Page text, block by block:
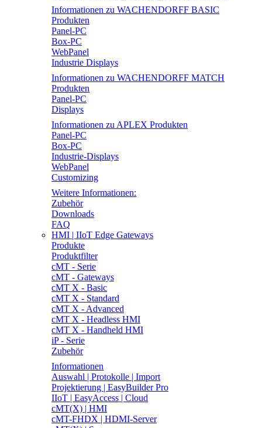
Informationen zu WACHENDORFF BASIC
Produkten
Panel-PC
Box-PC
WebPanel
Industrie Displays
Informationen zu WACHENDORFF MATCH
Produkten
Panel-PC
Displays
Informationen zu APLEX Produkten
Panel-PC
Box-PC
Industrie-Displays
WebPanel
Customizing
Weitere Informationen:
Zubehör
Downloads
FAQ
HMI | IIoT Edge Gateways
Produkte
Produktfilter
cMT - Serie
cMT - Gateways
cMT X - Basic
cMT X - Standard
cMT X - Advanced
cMT X - Headless HMI
cMT X - Handheld HMI
iP - Serie
Zubehör
Informationen
Auswahl | Protokolle | Import
Projektierung | EasyBuilder Pro
IIoT | EasyAccess | Cloud
cMT(X) | HMI
cMT-FHDX | HDMI-Server